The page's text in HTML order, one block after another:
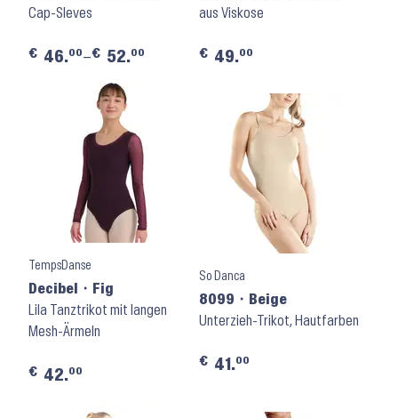
Cap-Sleves
€ 46.00–€ 52.00
aus Viskose
€ 49.00
TempsDanse
Decibel ⬝ Fig
Lila Tanztrikot mit langen
Mesh-Ärmeln
€ 42.00
So Danca
8099 ⬝ Beige
Unterzieh-Trikot, Hautfarben
€ 41.00